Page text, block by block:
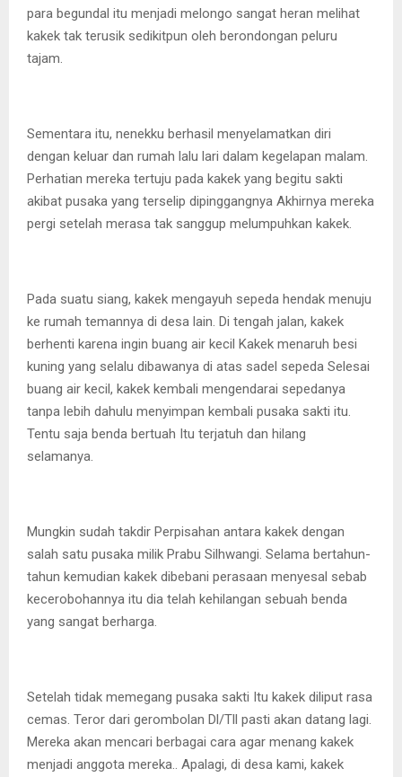
para begundal itu menjadi melongo sangat heran melihat
kakek tak terusik sedikitpun oleh berondongan peluru
tajam.
Sementara itu, nenekku berhasil menyelamatkan diri
dengan keluar dan rumah lalu lari dalam kegelapan malam.
Perhatian mereka tertuju pada kakek yang begitu sakti
akibat pusaka yang terselip dipinggangnya Akhirnya mereka
pergi setelah merasa tak sanggup melumpuhkan kakek.
Pada suatu siang, kakek mengayuh sepeda hendak menuju
ke rumah temannya di desa lain. Di tengah jalan, kakek
berhenti karena ingin buang air kecil Kakek menaruh besi
kuning yang selalu dibawanya di atas sadel sepeda Selesai
buang air kecil, kakek kembali mengendarai sepedanya
tanpa lebih dahulu menyimpan kembali pusaka sakti itu.
Tentu saja benda bertuah Itu terjatuh dan hilang
selamanya.
Mungkin sudah takdir Perpisahan antara kakek dengan
salah satu pusaka milik Prabu Silhwangi. Selama bertahun-
tahun kemudian kakek dibebani perasaan menyesal sebab
kecerobohannya itu dia telah kehilangan sebuah benda
yang sangat berharga.
Setelah tidak memegang pusaka sakti Itu kakek diliput rasa
cemas. Teror dari gerombolan Dl/Tll pasti akan datang lagi.
Mereka akan mencari berbagai cara agar menang kakek
menjadi anggota mereka.. Apalagi, di desa kami, kakek